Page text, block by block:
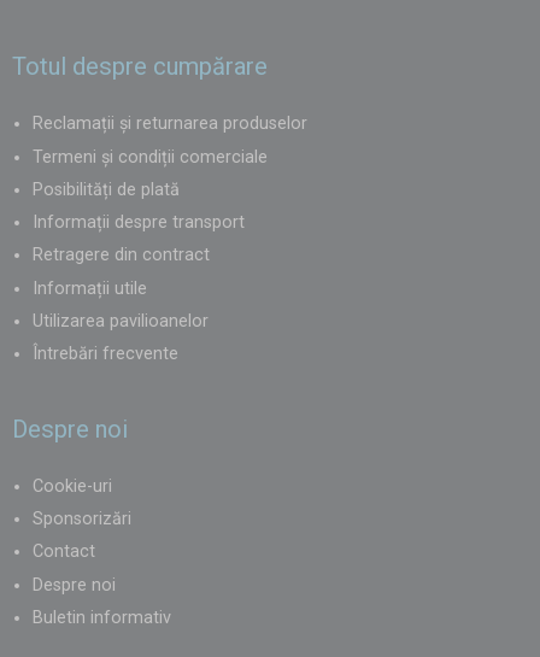
Totul despre cumpărare
Reclamații și returnarea produselor
Termeni și condiții comerciale
Posibilități de plată
Informații despre transport
Retragere din contract
Informații utile
Utilizarea pavilioanelor
Întrebări frecvente
Despre noi
Cookie-uri
Sponsorizări
Contact
Despre noi
Buletin informativ